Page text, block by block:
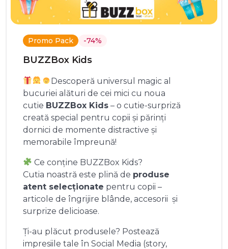
Promo Pack -74%
BUZZBox Kids
Descoperă universul magic al
bucuriei alături de cei mici cu noua
cutie BUZZBox Kids – o cutie-surpriză
creată special pentru copii și părinți
dornici de momente distractive și
memorabile împreună!
Ce conține BUZZBox Kids?
Cutia noastră este plină de produse
atent selecționate pentru copii –
articole de îngrijire blânde, accesorii și
surprize delicioase.
Ți-au plăcut produsele? Postează
impresiile tale în Social Media (story,